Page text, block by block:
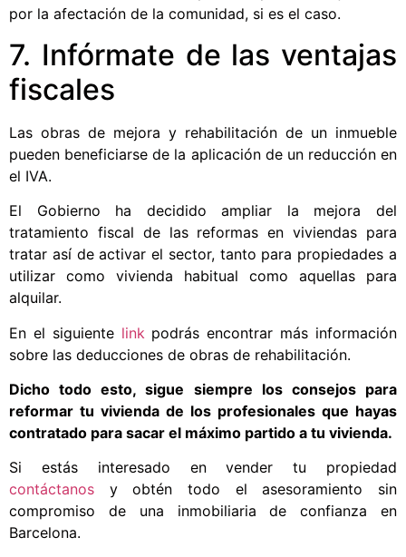
por la afectación de la comunidad, si es el caso.
7. Infórmate de las ventajas
fiscales
Las obras de mejora y rehabilitación de un inmueble
pueden beneficiarse de la aplicación de un reducción en
el IVA.
El Gobierno ha decidido ampliar la mejora del
tratamiento fiscal de las reformas en viviendas para
tratar así de activar el sector, tanto para propiedades a
utilizar como vivienda habitual como aquellas para
alquilar.
En el siguiente link podrás encontrar más información
sobre las deducciones de obras de rehabilitación.
Dicho todo esto, sigue siempre los consejos para
reformar tu vivienda de los profesionales que hayas
contratado para sacar el máximo partido a tu vivienda.
Si estás interesado en vender tu propiedad
contáctanos y obtén todo el asesoramiento sin
compromiso de una inmobiliaria de confianza en
Barcelona.